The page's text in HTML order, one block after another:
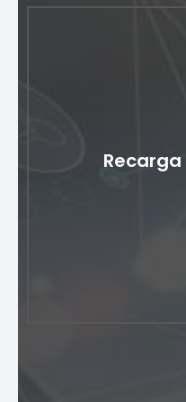
crédito/débito hasta